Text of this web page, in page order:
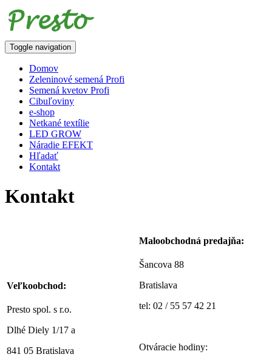
Toggle navigation
Domov
Zeleninové semená Profi
Semená kvetov Profi
Cibuľoviny
e-shop
Netkané textílie
LED GROW
Náradie EFEKT
Hľadať
Kontakt
Kontakt
Veľkoobchod:
Presto spol. s r.o.
Dlhé Diely 1/17 a
841 05 Bratislava
Maloobchodná predajňa:
Šancova 88
Bratislava
tel: 02 / 55 57 42 21
Otváracie hodiny: